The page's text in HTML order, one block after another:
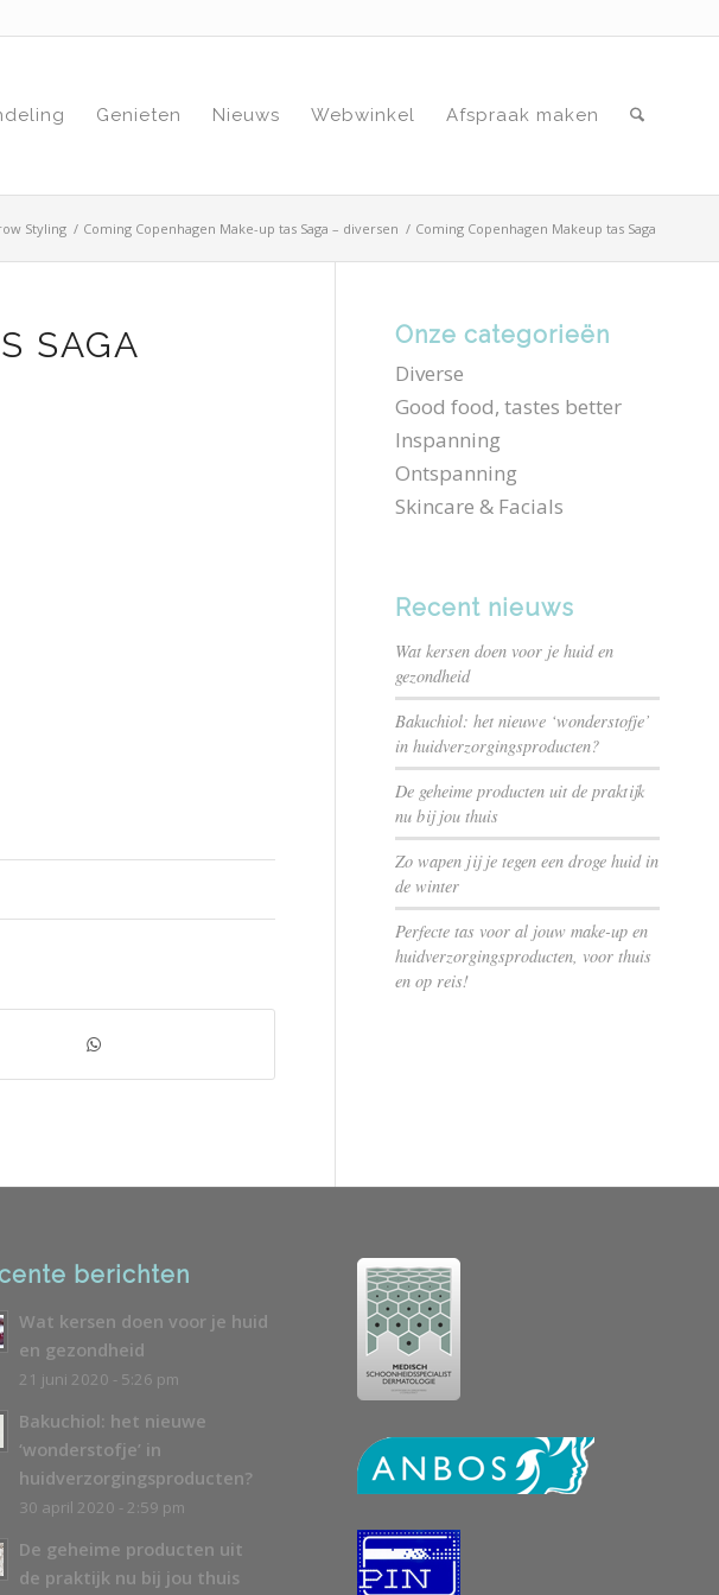
Genieten Nieuws Webwinkel Afspraak maken
Styling / Coming Copenhagen Make-up tas Saga – diversen / Coming Copenhagen Makeup tas Saga
SAGA Onze categorieën
Diverse
Good food, tastes better
Inspanning
Ontspanning
Skincare & Facials
Recent nieuws
Wat kersen doen voor je huid en
gezondheid
Bakuchiol: het nieuwe ‘wonderstofje’
in huidverzorgingsproducten?
De geheime producten uit de praktijk
nu bij jou thuis
Zo wapen jij je tegen een droge huid in
de winter
Perfecte tas voor al jouw make-up en
huidverzorgingsproducten, voor thuis
en op reis!
berichten
Wat kersen doen voor je huid
en gezondheid
21 juni 2020 - 5:26 pm
Bakuchiol: het nieuwe
‘wonderstofje’ in
huidverzorgingsproducten?
30 april 2020 - 2:59 pm
De geheime producten uit
de praktijk nu bij jou thuis